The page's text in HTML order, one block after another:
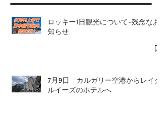
ロッキー1日観光について-残念なお
知らせ
7月9日 カルガリー空港からレイク
ルイーズのホテルへ